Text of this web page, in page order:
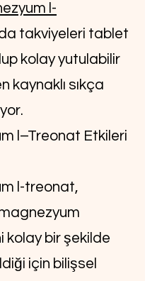
l-
takviyeleri tablet
kolay yutulabilir
kaynaklı sıkça
l–Treonat Etkileri
l-treonat,
kolay bir şekilde
için bilişsel